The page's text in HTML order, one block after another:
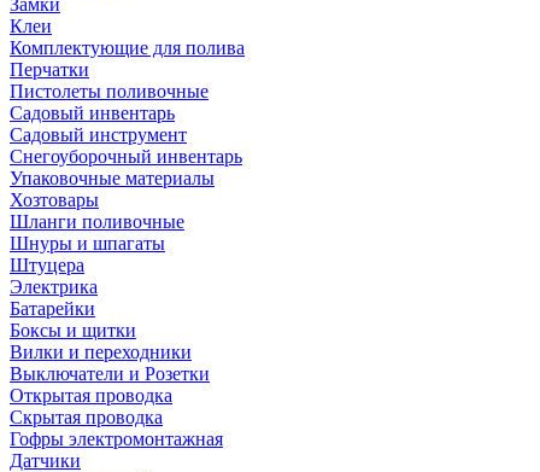
Замки
Клеи
Комплектующие для полива
Перчатки
Пистолеты поливочные
Садовый инвентарь
Садовый инструмент
Снегоуборочный инвентарь
Упаковочные материалы
Хозтовары
Шланги поливочные
Шнуры и шпагаты
Штуцера
Электрика
Батарейки
Боксы и щитки
Вилки и переходники
Выключатели и Розетки
Открытая проводка
Скрытая проводка
Гофры электромонтажная
Датчики